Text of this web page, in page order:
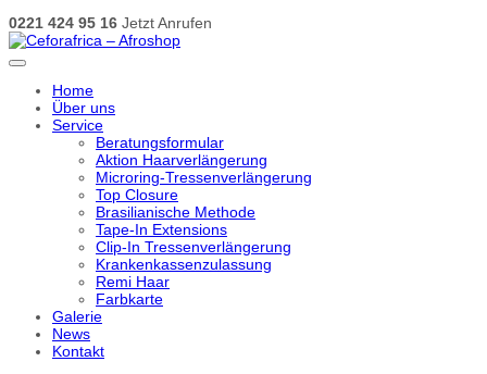
0221 424 95 16 Jetzt Anrufen
Home
Über uns
Service
Beratungsformular
Aktion Haarverlängerung
Microring-Tressenverlängerung
Top Closure
Brasilianische Methode
Tape-In Extensions
Clip-In Tressenverlängerung
Krankenkassenzulassung
Remi Haar
Farbkarte
Galerie
News
Kontakt